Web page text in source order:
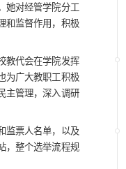
她对经管学院分工
和监督作用，积极
教代会在学院发挥
为广大教职工积极
主管理，深入调研
监票人名单，以及
，整个选举流程规